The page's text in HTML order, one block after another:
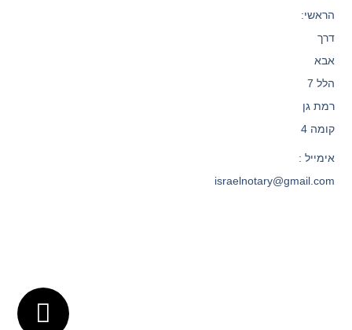
הראשי:
דרך
אבא
הלל 7
רמת גן
קומה 4
אימייל :
israelnotary@gmail.com